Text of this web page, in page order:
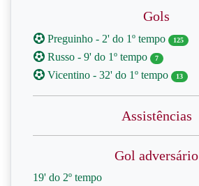
Gols
Preguinho - 2' do 1º tempo 125
Russo - 9' do 1º tempo 7
Vicentino - 32' do 1º tempo 13
Assistências
Gol adversário
19' do 2º tempo